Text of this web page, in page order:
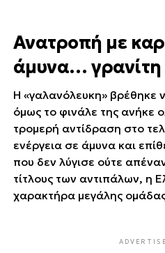
Ανατροπή με
άμυνα… γρανίτη
Η «γαλανόλευκη» βρέθηκε
όμως το φινάλε της ανήκε
τρομερή αντίδραση στο
ενέργεια σε άμυνα και
που δεν λύγισε ούτε
τίτλους των αντιπάλων, η
χαρακτήρα μεγάλης